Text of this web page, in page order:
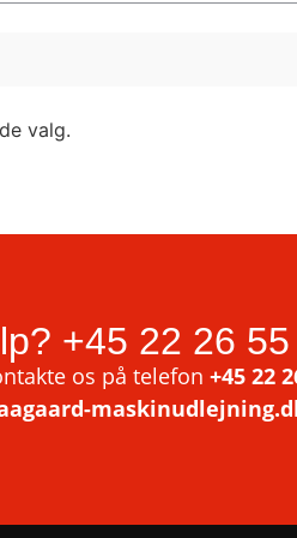
valg.
+45 22 26
os på telefon +45 22